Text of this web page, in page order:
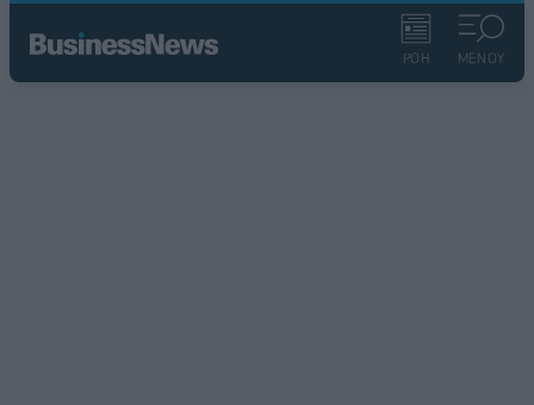
ΡΟΗ ΜΕΝΟΥ